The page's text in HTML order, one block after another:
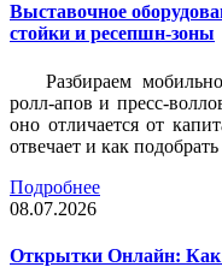
Выставочное
стойки и ресепшн-зоны
Разбираем
ролл-апов и пресс-
оно отличается от
отвечает и как
Подробнее
08.07.2026
Открытки Онлайн: Как